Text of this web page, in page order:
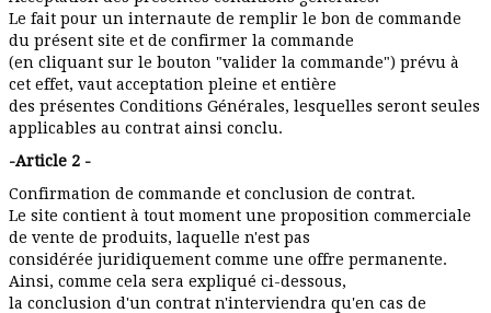
Le fait pour un internaute de remplir le bon de commande
du présent site et de confirmer la commande
(en cliquant sur le bouton "valider la commande") prévu à
cet effet, vaut acceptation pleine et entière
des présentes Conditions Générales, lesquelles seront seules
applicables au contrat ainsi conclu.
-Article 2 -
Confirmation de commande et conclusion de contrat.
Le site contient à tout moment une proposition commerciale
de vente de produits, laquelle n'est pas
considérée juridiquement comme une offre permanente.
Ainsi, comme cela sera expliqué ci-dessous,
la conclusion d'un contrat n'interviendra qu'en cas de